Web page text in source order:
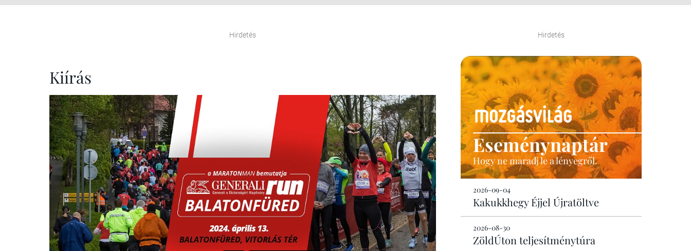
Hirdetés
Kiírás
Hirdetés
Eseménynaptár
Hogy ne maradj le a lényegről.
2026-09-04
Kakukkhegy Éjjel Újratöltve
2026-08-30
ZöldÚton teljesítménytúra